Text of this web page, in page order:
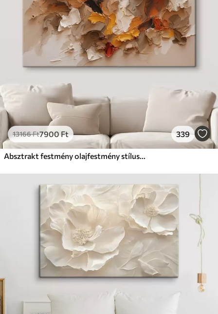
13166Ft7900Ft 339
Absztrakt festmény olajfestmény stílusban